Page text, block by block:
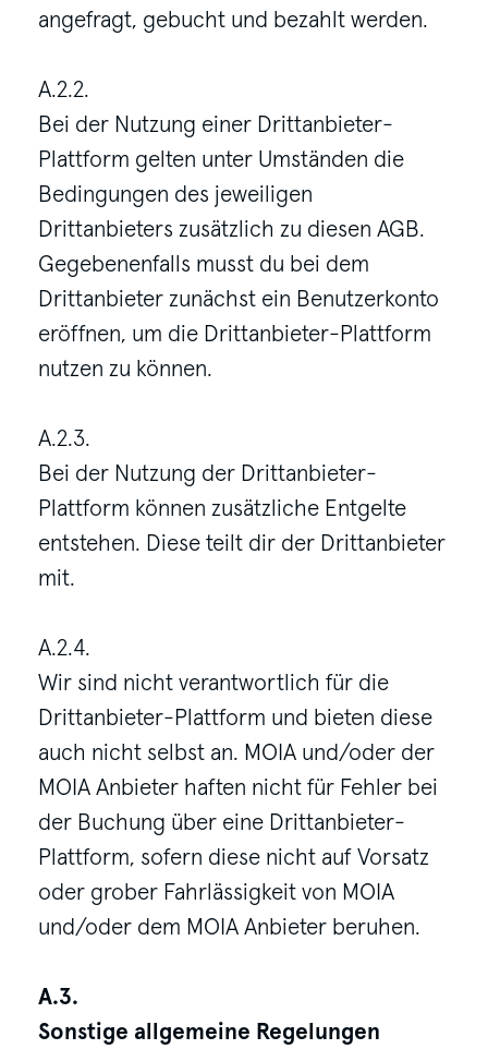
angefragt, gebucht und bezahlt werden.
A.2.2.
Bei der Nutzung einer Drittanbieter-
Plattform gelten unter Umständen die
Bedingungen des jeweiligen
Drittanbieters zusätzlich zu diesen AGB.
Gegebenenfalls musst du bei dem
Drittanbieter zunächst ein Benutzerkonto
eröffnen, um die Drittanbieter-Plattform
nutzen zu können.
A.2.3.
Bei der Nutzung der Drittanbieter-
Plattform können zusätzliche Entgelte
entstehen. Diese teilt dir der Drittanbieter
mit.
A.2.4.
Wir sind nicht verantwortlich für die
Drittanbieter-Plattform und bieten diese
auch nicht selbst an. MOIA und/oder der
MOIA Anbieter haften nicht für Fehler bei
der Buchung über eine Drittanbieter-
Plattform, sofern diese nicht auf Vorsatz
oder grober Fahrlässigkeit von MOIA
und/oder dem MOIA Anbieter beruhen.
A.3.
Sonstige allgemeine Regelungen